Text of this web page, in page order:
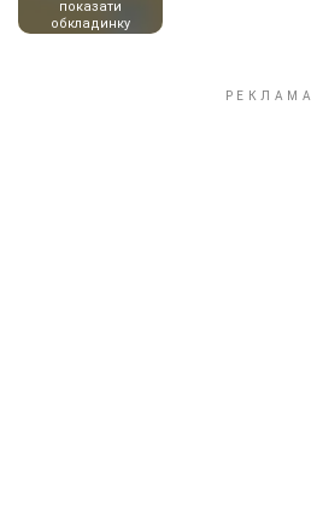
показати
обкладинку